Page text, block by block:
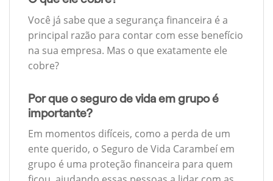
Você já sabe que a segurança financeira é a
principal razão para contar com esse benefício
na sua empresa. Mas o que exatamente ele
cobre?
Por que o seguro de vida em grupo é
importante?
Em momentos difíceis, como a perda de um
ente querido, o Seguro de Vida Carambeí em
grupo é uma proteção financeira para quem